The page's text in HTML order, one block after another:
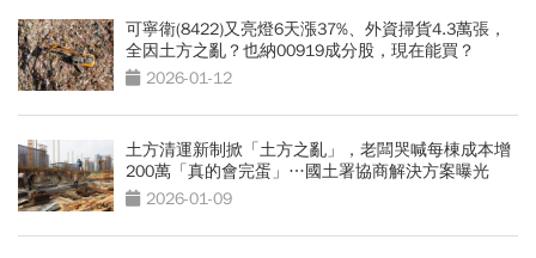
可寧衛(8422)又亮燈6天漲37%、外資掃貨4.3萬張，
全因土方之亂？也納00919成分股，現在能買？
2026-01-12
土方清運新制掀「土方之亂」，老闆哭喊每棟成本增
200萬「真的會完蛋」…國土署協商解決方案曝光
2026-01-09